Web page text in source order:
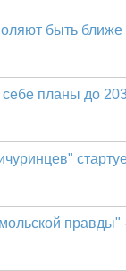
быть ближе
планы до